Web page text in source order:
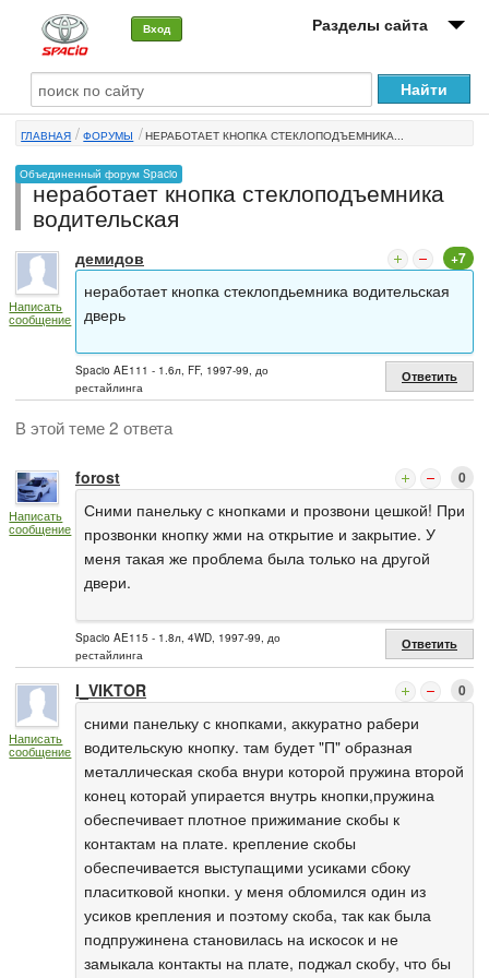
Вход Разделы сайта
О машине
Автоклуб
Форумы
Сервисы и услуги
Новости
ГЛАВНАЯ ФОРУМЫ НЕРАБОТАЕТ КНОПКА СТЕКЛОПОДЪЕМНИКА...
Объединенный форум Spacio
неработает кнопка стеклоподъемника
водительская
Написать
сообщение
демидов +7
неработает кнопка стеклопдьемника водительская
дверь
Spacio AE111 - 1.6л, FF, 1997-99, до
рестайлинга
Ответить
В этой теме 2 ответа
Написать
сообщение
forost 0
Сними панельку с кнопками и прозвони цешкой! При
прозвонки кнопку жми на открытие и закрытие. У
меня такая же проблема была только на другой
двери.
Spacio AE115 - 1.8л, 4WD, 1997-99, до
рестайлинга
Ответить
Написать
сообщение
I_VIKTOR 0
сними панельку с кнопками, аккуратно рабери
водительскую кнопку. там будет "П" образная
металлическая скоба внури которой пружина второй
конец которай упирается внутрь кнопки,пружина
обеспечивает плотное прижимание скобы к
контактам на плате. крепление скобы
обеспечивается выступащими усиками сбоку
пласитковой кнопки. у меня обломился один из
усиков крепления и поэтому скоба, так как была
подпружинена становилась на искосок и не
замыкала контакты на плате, поджал скобу, что бы